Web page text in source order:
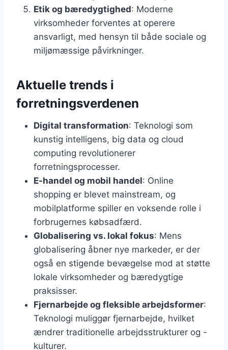
Etik og bæredygtighed: Moderne
virksomheder forventes at operere
ansvarligt, med hensyn til både sociale og
miljømæssige påvirkninger.
Aktuelle trends i
forretningsverdenen
Digital transformation: Teknologi som
kunstig intelligens, big data og cloud
computing revolutionerer
forretningsprocesser.
E-handel og mobil handel: Online
shopping er blevet mainstream, og
mobilplatforme spiller en voksende rolle i
forbrugernes købsadfærd.
Globalisering vs. lokal fokus: Mens
globalisering åbner nye markeder, er der
også en stigende bevægelse mod at støtte
lokale virksomheder og bæredygtige
praksisser.
Fjernarbejde og fleksible arbejdsformer:
Teknologi muliggør fjernarbejde, hvilket
ændrer traditionelle arbejdsstrukturer og -
kulturer.